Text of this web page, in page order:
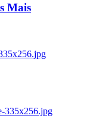
Mais
335x256.jpg